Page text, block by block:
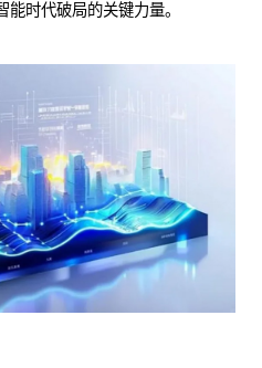
时代破局的关键力量。